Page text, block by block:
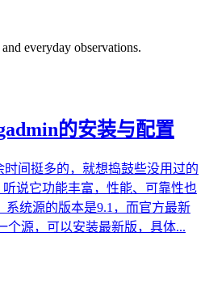
everyday observations.
的安装与配置
间挺多的，就想捣鼓些没用过的
听说它功能丰富，性能、可靠性也
系统源的版本是9.1，而官方最新
个源，可以安装最新版，具体...